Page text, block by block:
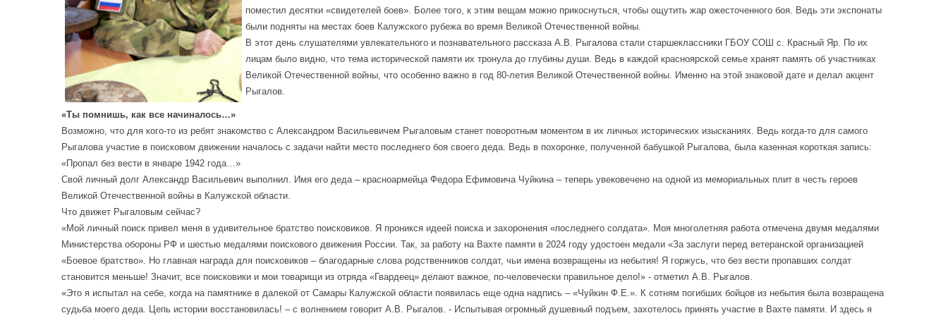
поместил десятки «свидетелей боев». Более того, к этим вещам можно прикоснуться, чтобы ощутить жар ожесточенного боя. Ведь эти экспонаты
были подняты на местах боев Калужского рубежа во время Великой Отечественной войны.
В этот день слушателями увлекательного и познавательного рассказа А.В. Рыгалова стали старшеклассники ГБОУ СОШ с. Красный Яр. По их
лицам было видно, что тема исторической памяти их тронула до глубины души. Ведь в каждой красноярской семье хранят память об участниках
Великой Отечественной войны, что особенно важно в год 80-летия Великой Отечественной войны. Именно на этой знаковой дате и делал акцент
Рыгалов.
«Ты помнишь, как все начиналось…»
Возможно, что для кого-то из ребят знакомство с Александром Васильевичем Рыгаловым станет поворотным моментом в их личных исторических изысканиях. Ведь когда-то для самого
Рыгалова участие в поисковом движении началось с задачи найти место последнего боя своего деда. Ведь в похоронке, полученной бабушкой Рыгалова, была казенная короткая запись:
«Пропал без вести в январе 1942 года…»
Свой личный долг Александр Васильевич выполнил. Имя его деда – красноармейца Федора Ефимовича Чуйкина – теперь увековечено на одной из мемориальных плит в честь героев
Великой Отечественной войны в Калужской области.
Что движет Рыгаловым сейчас?
«Мой личный поиск привел меня в удивительное братство поисковиков. Я проникся идеей поиска и захоронения «последнего солдата». Моя многолетняя работа отмечена двумя медалями
Министерства обороны РФ и шестью медалями поискового движения России. Так, за работу на Вахте памяти в 2024 году удостоен медали «За заслуги перед ветеранской организацией
«Боевое братство». Но главная награда для поисковиков – благодарные слова родственников солдат, чьи имена возвращены из небытия! Я горжусь, что без вести пропавших солдат
становится меньше! Значит, все поисковики и мои товарищи из отряда «Гвардеец» делают важное, по-человечески правильное дело!» - отметил А.В. Рыгалов.
«Это я испытал на себе, когда на памятнике в далекой от Самары Калужской области появилась еще одна надпись – «Чуйкин Ф.Е.». К сотням погибших бойцов из небытия была возвращена
судьба моего деда. Цепь истории восстановилась! – с волнением говорит А.В. Рыгалов. - Испытывая огромный душевный подъем, захотелось принять участие в Вахте памяти. И здесь я